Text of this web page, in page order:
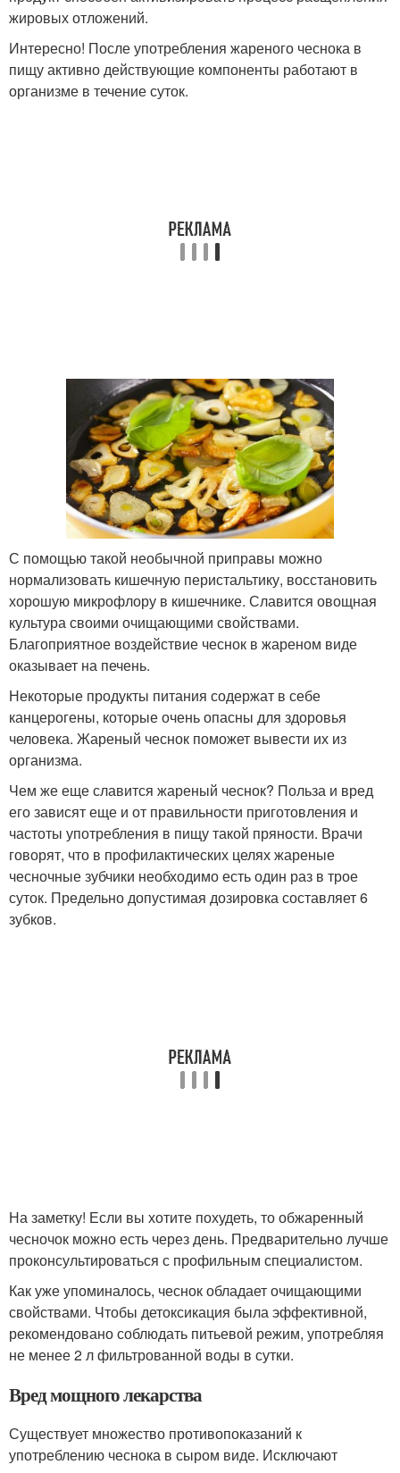
жировых отложений.
Интересно! После употребления жареного чеснока в
пищу активно действующие компоненты работают в
организме в течение суток.
С помощью такой необычной приправы можно
нормализовать кишечную перистальтику, восстановить
хорошую микрофлору в кишечнике. Славится овощная
культура своими очищающими свойствами.
Благоприятное воздействие чеснок в жареном виде
оказывает на печень.
Некоторые продукты питания содержат в себе
канцерогены, которые очень опасны для здоровья
человека. Жареный чеснок поможет вывести их из
организма.
Чем же еще славится жареный чеснок? Польза и вред
его зависят еще и от правильности приготовления и
частоты употребления в пищу такой пряности. Врачи
говорят, что в профилактических целях жареные
чесночные зубчики необходимо есть один раз в трое
суток. Предельно допустимая дозировка составляет 6
зубков.
На заметку! Если вы хотите похудеть, то обжаренный
чесночок можно есть через день. Предварительно лучше
проконсультироваться с профильным специалистом.
Как уже упоминалось, чеснок обладает очищающими
свойствами. Чтобы детоксикация была эффективной,
рекомендовано соблюдать питьевой режим, употребляя
не менее 2 л фильтрованной воды в сутки.
Вред мощного лекарства
Существует множество противопоказаний к
употреблению чеснока в сыром виде. Исключают